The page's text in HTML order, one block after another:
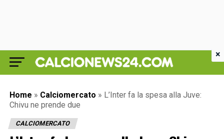
Home » Calciomercato » L’Inter fa la spesa alla Juve:
Chivu ne prende due
CALCIOMERCATO
×